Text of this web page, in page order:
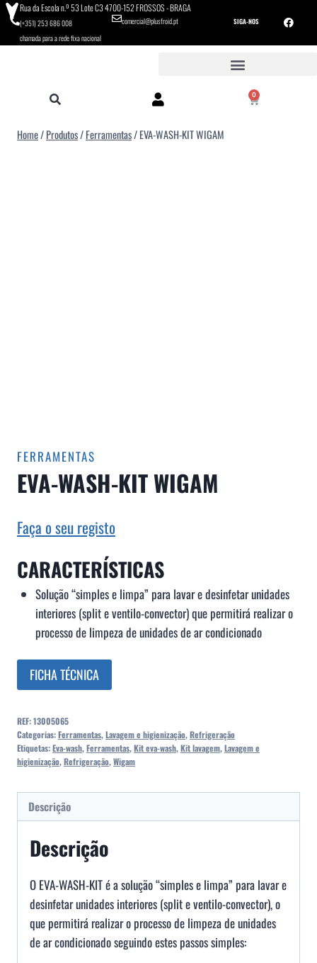
Rua da Escola n.º 53 Lote C3 4700-152 FROSSOS - BRAGA
(+351) 253 686 008
chamada para a rede fixa nacional
comercial@plusfroid.pt SIGA-NOS
0
Home/Produtos/Ferramentas/EVA-WASH-KIT WIGAM
FERRAMENTAS
EVA-WASH-KIT WIGAM
Faça o seu registo
CARACTERÍSTICAS
Solução “simples e limpa” para lavar e desinfetar unidades
interiores (split e ventilo-convector) que permitirá realizar o
processo de limpeza de unidades de ar condicionado
FICHA TÉCNICA
REF:13005065
Categorias:Ferramentas,Lavagem e higienização,Refrigeração
Etiquetas:Eva-wash,Ferramentas,Kit eva-wash,Kit lavagem,Lavagem e
higienização,Refrigeração,Wigam
Descrição
Descrição
O EVA-WASH-KIT é a solução “simples e limpa” para lavar e
desinfetar unidades interiores (split e ventilo-convector), o
que permitirá realizar o processo de limpeza de unidades
de ar condicionado seguindo estes passos simples: